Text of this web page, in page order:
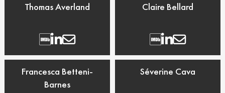
Thomas Averland Claire Bellard
Francesca Betteni-
Barnes
Séverine Cava